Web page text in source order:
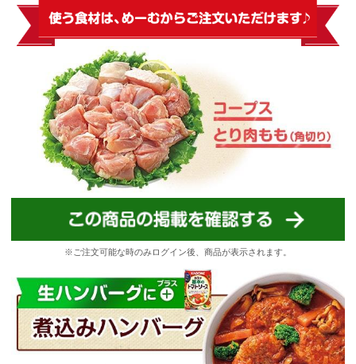
※ご注文可能な時のみログイン後、商品が表示されます。